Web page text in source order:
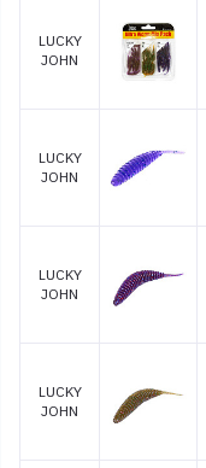
LUCKY
JOHN
LUCKY
JOHN
LUCKY
JOHN
LUCKY
JOHN